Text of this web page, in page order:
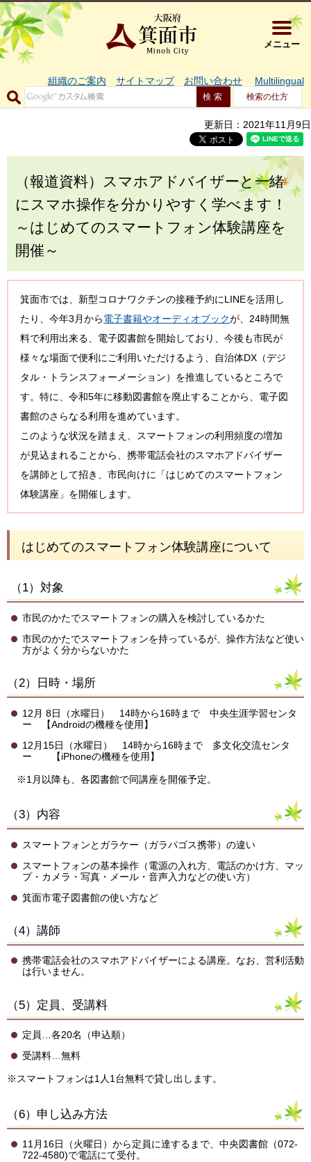
大阪府箕
メニュー
組織のご案内 サイトマップ お問い合わせ Multilingual
検索の仕方
更新日：2021年11月9日
（報道資料）スマホアドバイザーと一緒
にスマホ操作を分かりやすく学べます！
～はじめてのスマートフォン体験講座を
開催～
箕面市では、新型コロナワクチンの接種予約にLINEを活用し
たり、今年3月から電子書籍やオーディオブックが、24時間無
料で利用出来る、電子図書館を開始しており、今後も市民が
様々な場面で便利にご利用いただけるよう、自治体DX（デジ
タル・トランスフォーメーション）を推進しているところで
す。特に、令和5年に移動図書館を廃止することから、電子図
書館のさらなる利用を進めています。
このような状況を踏まえ、スマートフォンの利用頻度の増加
が見込まれることから、携帯電話会社のスマホアドバイザー
を講師として招き、市民向けに「はじめてのスマートフォン
体験講座」を開催します。
はじめてのスマートフォン体験講座について
（1）対象
市民のかたでスマートフォンの購入を検討しているかた
市民のかたでスマートフォンを持っているが、操作方法など使い
方がよく分からないかた
（2）日時・場所
12月 8日（水曜日） 14時から16時まで 中央生涯学習センタ
ー 【Androidの機種を使用】
12月15日（水曜日） 14時から16時まで 多文化交流センタ
ー 【iPhoneの機種を使用】
※1月以降も、各図書館で同講座を開催予定。
（3）内容
スマートフォンとガラケー（ガラパゴス携帯）の違い
スマートフォンの基本操作（電源の入れ方、電話のかけ方、マッ
プ・カメラ・写真・メール・音声入力などの使い方）
箕面市電子図書館の使い方など
（4）講師
携帯電話会社のスマホアドバイザーによる講座。なお、営利活動
は行いません。
（5）定員、受講料
定員…各20名（申込順）
受講料…無料
※スマートフォンは1人1台無料で貸し出します。
（6）申し込み方法
11月16日（火曜日）から定員に達するまで、中央図書館（072-
722-4580)で電話にて受付。